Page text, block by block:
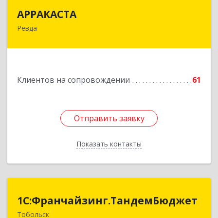
АРРАКАСТА
Ревда
Клиентов на сопровождении 61
Отправить заявку
Показать контакты
623286, Свердловская обл, Ревда г, Азина ул,
Отправить заявку
Назад
1С:Франчайзинг.ТандемБюджет
Тобольск
1С:Франчайзинг.ТандемБюджет